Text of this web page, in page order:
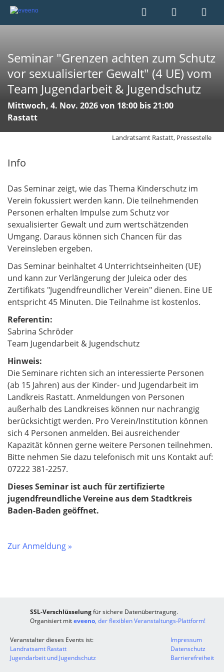
Seminar "Grenzen achten zum Schutz
vor sexualisierter Gewalt" (4 UE) vom
Team Jugendarbeit & Jugendschutz
Mittwoch, 4. Nov. 2026 von 18:00 bis 21:00
Rastatt
Landratsamt Rastatt, Pressestelle
Info
Das Seminar zeigt, wie das Thema Kinderschutz im
Verein fokussiert werden kann. Die teilnehmenden
Personen erhalten Impulse zum Schutz vor
sexualisierter Gewalt und zum wertschätzenden
Umgang. Daraus können sich Chancen für das
Vereinsleben ergeben.
Das Seminar beinhaltet 4 Unterrichtseinheiten (UE)
und kann zur Verlängerung der Juleica oder des
Zertifikats "Jugendfreundlicher Verein" dienen. Eine UE
entspricht 45 Minuten. Die Teilnahme ist kostenlos.
Referentin:
Sabrina Schröder
Team Jugendarbeit & Jugendschutz
Hinweis:
Die Seminare richten sich an interessierte Personen
(ab 15 Jahren) aus der Kinder- und Jugendarbeit im
Landkreis Rastatt. Anmeldungen von Personen
außerhalb des Landkreises können nur nachrangig
berücksichtigt werden. Pro Verein/Institution können
sich 4 Personen anmelden. Bei ausreichender
Kapazität können gerne weitere Personen teilnehmen.
Bitte nehmen Sie dazu telefonisch mit uns Kontakt auf:
07222 381-2257.
Dieses Seminar ist auch für zertifizierte
jugendfreundliche Vereine aus dem Stadtkreis
Baden-Baden geöffnet.
Zur Anmeldung »
SSL-Verschlüsselungfür sichere Datenübertragung.
Organisiert miteveeno, der flexiblen Veranstaltungs-Plattform!
Veranstalter dieses Events ist:
Landratsamt Rastatt
Jugendarbeit und Jugendschutz
Impressum
Datenschutz
Barrierefreiheit